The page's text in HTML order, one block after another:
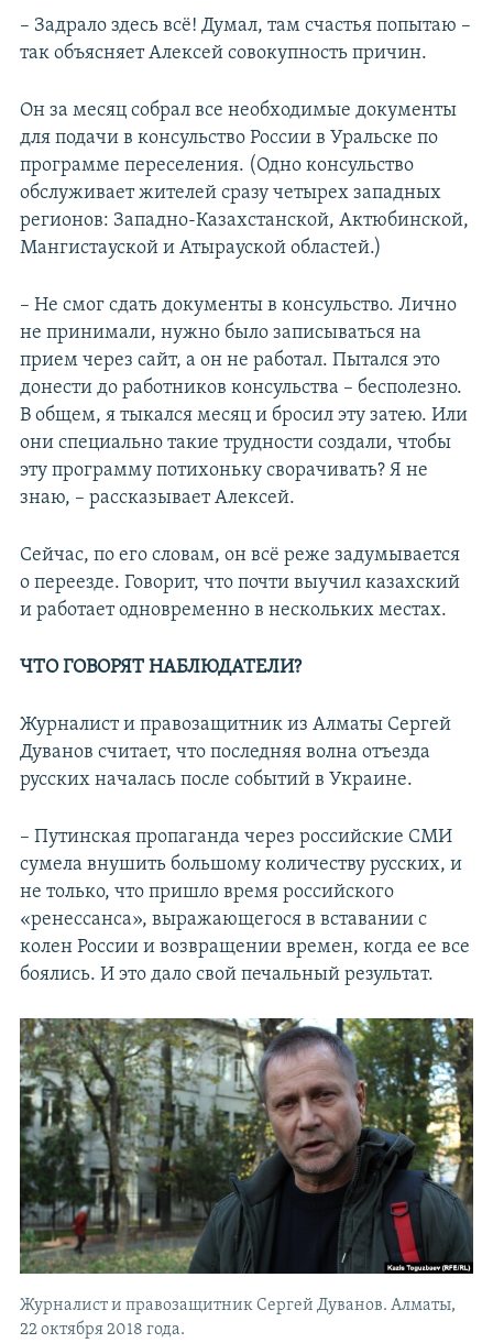
– Задрало здесь всё! Думал, там счастья попытаю –
так объясняет Алексей совокупность причин.
Он за месяц собрал все необходимые документы
для подачи в консульство России в Уральске по
программе переселения. (Одно консульство
обслуживает жителей сразу четырех западных
регионов: Западно-Казахстанской, Актюбинской,
Мангистауской и Атырауской областей.)
– Не смог сдать документы в консульство. Лично
не принимали, нужно было записываться на
прием через сайт, а он не работал. Пытался это
донести до работников консульства – бесполезно.
В общем, я тыкался месяц и бросил эту затею. Или
они специально такие трудности создали, чтобы
эту программу потихоньку сворачивать? Я не
знаю, – рассказывает Алексей.
Сейчас, по его словам, он всё реже задумывается
о переезде. Говорит, что почти выучил казахский
и работает одновременно в нескольких местах.
ЧТО ГОВОРЯТ НАБЛЮДАТЕЛИ?
Журналист и правозащитник из Алматы Сергей
Дуванов считает, что последняя волна отъезда
русских началась после событий в Украине.
– Путинская пропаганда через российские СМИ
сумела внушить большому количеству русских, и
не только, что пришло время российского
«ренессанса», выражающегося в вставании с
колен России и возвращении времен, когда ее все
боялись. И это дало свой печальный результат.
Журналист и правозащитник Сергей Дуванов. Алматы,
22 октября 2018 года.